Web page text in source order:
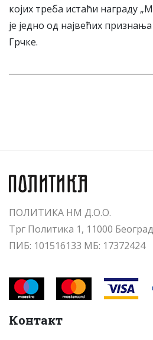
којих треба истаћи награду
је једно од највећих
Грчке.
ПОЛИТИКА НМ Д.О.О.
Трг Политика 1, 11000
ПИБ: 101516133 МБ: 17372424
Контакт